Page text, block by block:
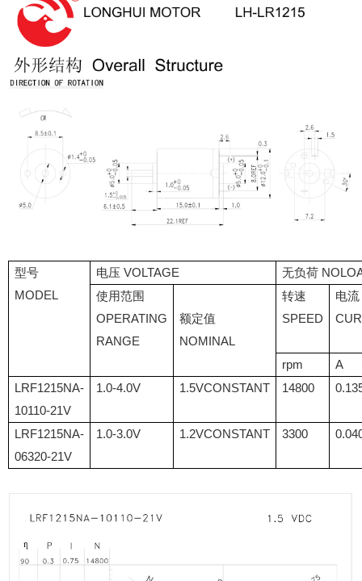
型号
MODEL
电压 VOLTAGE
无负荷
使用范围
OPERATING
RANGE
额定值
NOMINAL
转速
SPEED
电流
rpm
A
LRF1215NA-
10110-21V
1.0-4.0V 1.5VCONSTANT 14800
LRF1215NA-
06320-21V
1.0-3.0V 1.2VCONSTANT 3300